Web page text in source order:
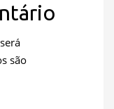
são